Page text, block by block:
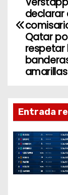
o
o
k
v
c
i
ó
n
declarar
Qatar
respetar
amarillas
Entrada